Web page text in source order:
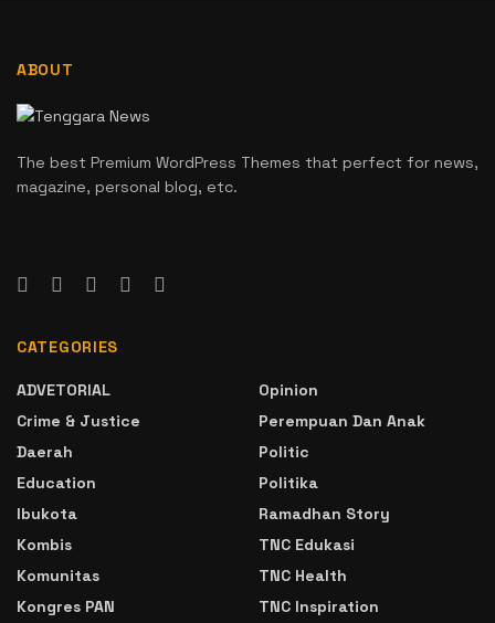
ABOUT
The best Premium WordPress Themes that perfect for news,
magazine, personal blog, etc.
CATEGORIES
ADVETORIAL
Crime & Justice
Daerah
Education
Ibukota
Kombis
Komunitas
Kongres PAN
Opinion
Perempuan Dan Anak
Politic
Politika
Ramadhan Story
TNC Edukasi
TNC Health
TNC Inspiration